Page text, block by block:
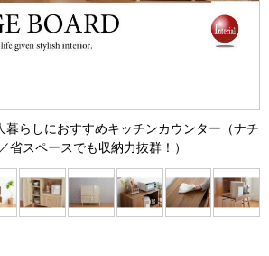
暮らしにおすすめキッチンカウンター（ナチ
省スペースでも収納力抜群！）